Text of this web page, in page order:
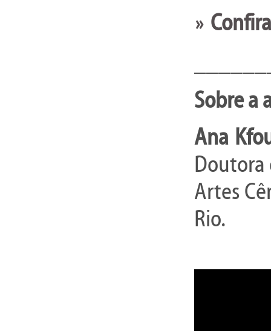
»
Sobre a
Ana
Doutora
Artes
Rio.